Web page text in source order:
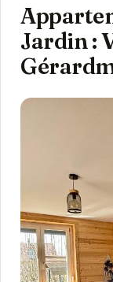
Jardin :